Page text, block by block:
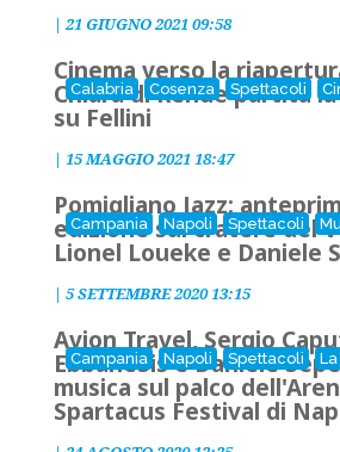
| 21 GIUGNO 2021 09:58
Calabria Cosenza Spettacoli
Cinema verso la
Chiara di Rende partita
su Fellini
| 15 MAGGIO 2021 18:47
Campania Napoli Spettacoli
Pomigliano Jazz:
edizione sul cratere del
Lionel Loueke e Daniele
| 5 SETTEMBRE 2020 13:15
Campania Napoli Spettacoli
Avion Travel, Sergio
EbbaneSis e Daniele
musica sul palco
Spartacus Festival di